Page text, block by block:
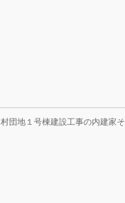
団地１号棟建設工事の内建家そ